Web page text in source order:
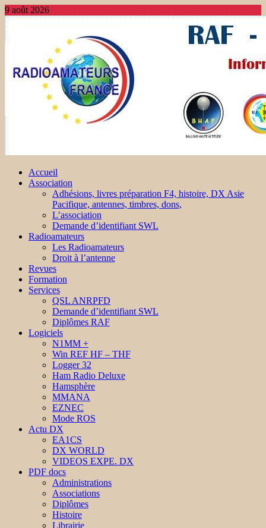
9 août 2026
Accueil
Association
Adhésions, livres préparation F4, histoire, DX Asie
Pacifique, antennes, timbres, dons,
L’association
Demande d’identifiant SWL
Radioamateurs
Les Radioamateurs
Droit à l’antenne
Revues
Formation
Services
QSL ANRPFD
Demande d’identifiant SWL
Diplômes RAF
Logiciels
N1MM +
Win REF HF – THF
Logger 32
Ham Radio Deluxe
Hamsphère
MMANA
EZNEC
Mode ROS
Actu DX
EA1CS
DX WORLD
VIDEOS EXPE. DX
PDF docs
Administrations
Associations
Diplômes
Histoire
Librairie